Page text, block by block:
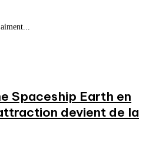
Spaceship Earth en
devient de la